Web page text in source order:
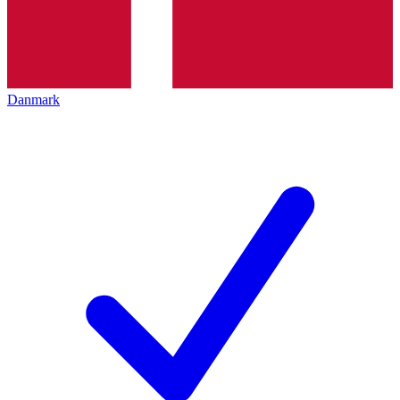
Danmark